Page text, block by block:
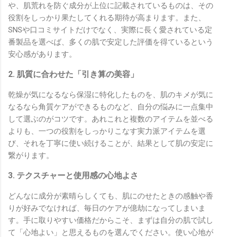
や、肌荒れを防ぐ成分が上位に記載されているものは、その
役割をしっかり果たしてくれる期待が高まります。また、
SNSや口コミサイトだけでなく、実際に長く愛されている定
番製品を選べば、多くの肌で安定した評価を得ているという
安心感があります。
2. 肌質に合わせた「引き算の美容」
乾燥が気になるなら保湿に特化したものを、肌のキメが気に
なるなら角質ケアができるものなど、自分の悩みに一点集中
して選ぶのがコツです。あれこれと複数のアイテムを並べる
よりも、一つの役割をしっかりこなす実力派アイテムを選
び、それを丁寧に使い続けることが、結果として肌の安定に
繋がります。
3. テクスチャーと使用感の心地よさ
どんなに成分が素晴らしくても、肌にのせたときの感触や香
りが好みでなければ、毎日のケアが億劫になってしまいま
す。手に取りやすい価格だからこそ、まずは自分の肌で試し
て「心地よい」と思えるものを選んでください。使い心地が